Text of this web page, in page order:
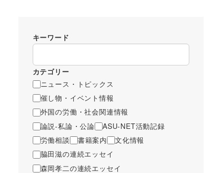
キーワード
カテゴリー
ニュース・トピックス
催し物・イベント情報
外国の労働・社会関連情報
論説-私論・公論
ASU-NET活動記録
労働相談
書籍案内
文化情報
脇田滋の連続エッセイ
森岡孝二の連続エッセイ